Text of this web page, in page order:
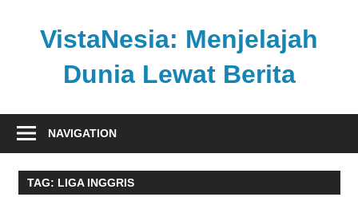
VistaNesia: Menjelajah
Dunia Lewat Berita
nasional
global
dalam
NAVIGATION
TAG: LIGA INGGRIS